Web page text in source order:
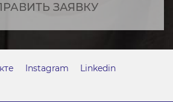
ЗАЯВКУ
Instagram
Linkedin